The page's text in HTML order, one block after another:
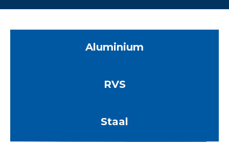
Aluminium
RVS
Staal